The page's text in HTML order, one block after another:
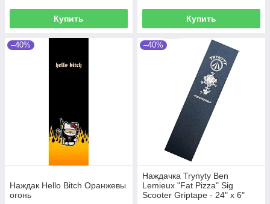
Купить Купить
–40%
Наждак Hello Bitch Оранжевы
огонь
–40%
Наждачка Trynyty Ben
Lemieux "Fat Pizza" Sig
Scooter Griptape - 24" x 6"